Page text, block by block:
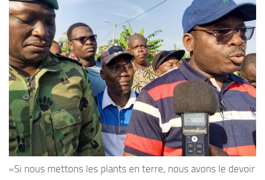
«Si nous mettons les plants en terre, nous avons le devoir